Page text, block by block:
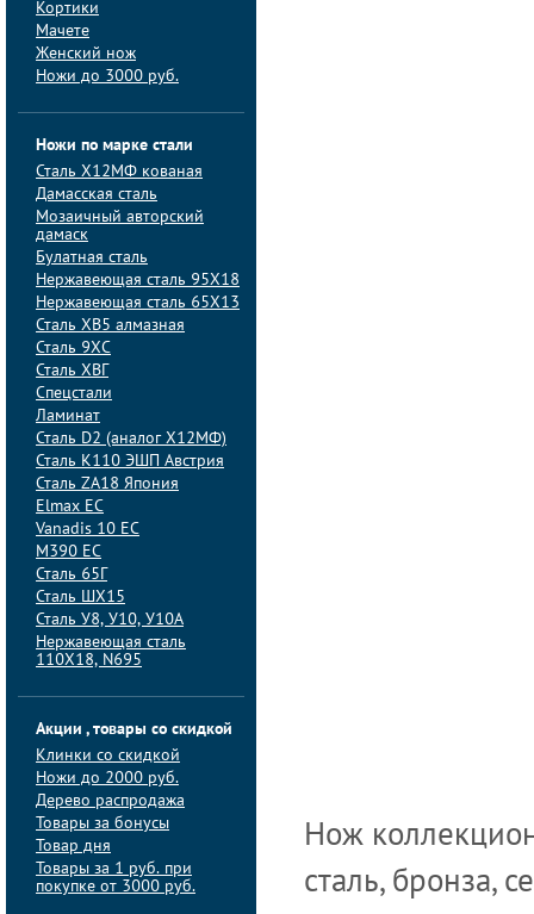
Кортики
Мачете
Женский нож
Ножи до 3000 руб.
Ножи по марке стали
Сталь Х12МФ кованая
Дамасская сталь
Мозаичный авторский
дамаск
Булатная сталь
Нержавеющая сталь 95Х18
Нержавеющая сталь 65Х13
Сталь ХВ5 алмазная
Сталь 9ХС
Сталь ХВГ
Спецстали
Ламинат
Сталь D2 (аналог Х12МФ)
Сталь K110 ЭШП Австрия
Сталь ZA18 Япония
Elmax ЕС
Vanadis 10 ЕС
M390 ЕС
Сталь 65Г
Сталь ШХ15
Сталь У8, У10, У10А
Нержавеющая сталь
110Х18, N695
Акции , товары со скидкой
Клинки со скидкой
Ножи до 2000 руб.
Дерево распродажа
Товары за бонусы
Товар дня
Товары за 1 руб. при
покупке от 3000 руб.
Нож
сталь, бронза,